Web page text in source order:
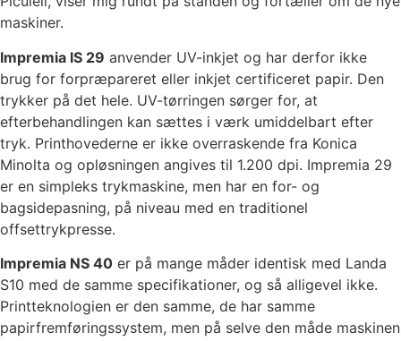
maskiner.
Impremia IS 29 anvender UV-inkjet og har derfor ikke
brug for forpræpareret eller inkjet certificeret papir. Den
trykker på det hele. UV-tørringen sørger for, at
efterbehandlingen kan sættes i værk umiddelbart efter
tryk. Printhovederne er ikke overraskende fra Konica
Minolta og opløsningen angives til 1.200 dpi. Impremia 29
er en simpleks trykmaskine, men har en for- og
bagsidepasning, på niveau med en traditionel
offsettrykpresse.
Impremia NS 40 er på mange måder identisk med Landa
S10 med de samme specifikationer, og så alligevel ikke.
Printteknologien er den samme, de har samme
papirfremføringssystem, men på selve den måde maskinen